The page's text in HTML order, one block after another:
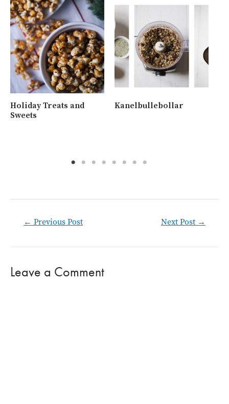
Holiday Treats and
Sweets
Kanelbullebollar
← Previous Post Next Post →
Leave a Comment